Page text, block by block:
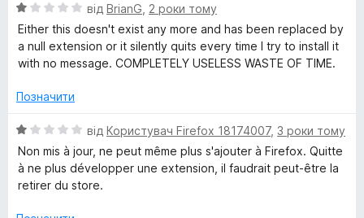
o
n
A
s
s
1
з
5
н
к
а
1
5
О
ц
н
а
з
5
від BrianG 2 роки тому
Either this doesn't exist any more and has been replaced by
a null extension or it silently quits every time I try to install it
with no message. COMPLETELY USELESS WASTE OF TIME.
Позначити
О
ц
н
а
від Користувач Firefox 18174007, 3 роки тому
Non mis à jour, ne peut même plus s'ajouter à Firefox. Quitte
à ne plus développer une extension, il faudrait peut-être la
retirer du store.